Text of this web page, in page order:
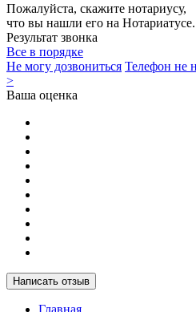
Пожалуйста, скажите нотариусу,
что вы нашли его на Нотариатусе.
Результат звонка
Все в порядке
Не могу дозвониться Телефон не
>
Ваша оценка
Написать отзыв
Главная